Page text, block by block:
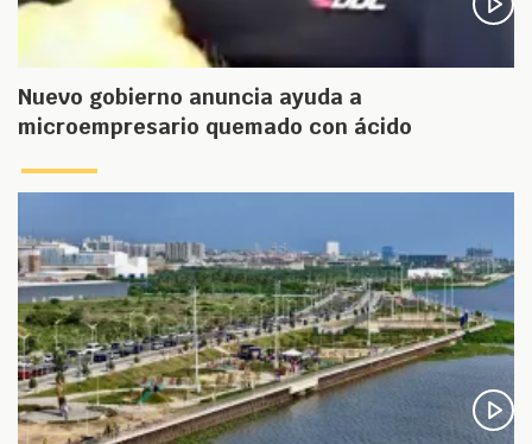
Nuevo gobierno anuncia ayuda a
microempresario quemado con ácido